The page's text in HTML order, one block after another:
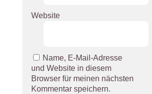
Website
Name, E-Mail-Adresse
und Website in diesem
Browser für meinen nächsten
Kommentar speichern.